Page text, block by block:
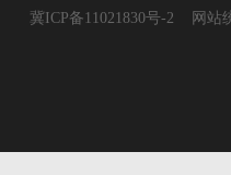
冀ICP备11021830号-2
网站